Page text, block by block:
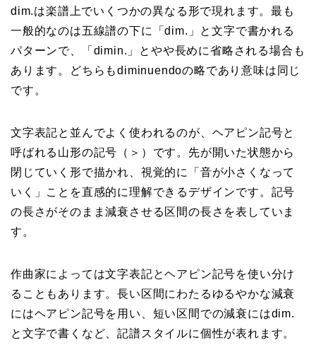
dim.は楽譜上でいくつかの異なる形で現れます。最も
一般的なのは五線譜の下に「dim.」と文字で書かれる
パターンで、「dimin.」とやや長めに省略される場合も
あります。どちらもdiminuendoの略であり意味は同じ
です。
文字表記と並んでよく使われるのが、ヘアピン記号と
呼ばれる山形の記号（＞）です。先が開いた状態から
閉じていく形で描かれ、視覚的に「音が小さくなって
いく」ことを直感的に理解できるデザインです。記号
の長さがそのまま減衰させる区間の長さを表していま
す。
作曲家によっては文字表記とヘアピン記号を使い分け
ることもあります。長い区間にわたるゆるやかな減衰
にはヘアピン記号を用い、短い区間での減衰にはdim.
と文字で書くなど、記譜スタイルに個性が表れます。